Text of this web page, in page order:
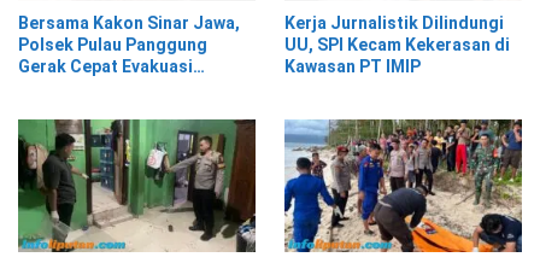
Bersama Kakon Sinar Jawa,
Polsek Pulau Panggung
Gerak Cepat Evakuasi
Kerja Jurnalistik Dilindungi
UU, SPI Kecam Kekerasan di
Kawasan PT IMIP